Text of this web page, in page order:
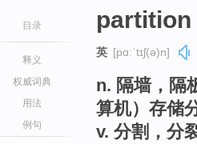
目录
释义
权威词典
用法
例句
partition
英 [pɑːˈtɪʃ(ə)n]
n. 隔墙，隔
算机）存储
v. 分割，分